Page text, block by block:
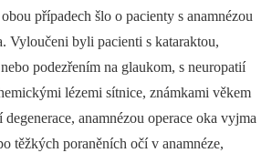
případech šlo o pacienty s anamnézou
Vyloučeni byli pacienti s kataraktou,
podezřením na glaukom, s neuropatií
lézemi sítnice, známkami věkem
anamnézou operace oka vyjma
těžkých poraněních očí v anamnéze,